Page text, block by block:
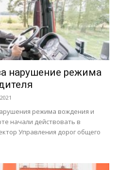
нарушение режима
режима вождения и
начали действовать в
Управления дорог общего